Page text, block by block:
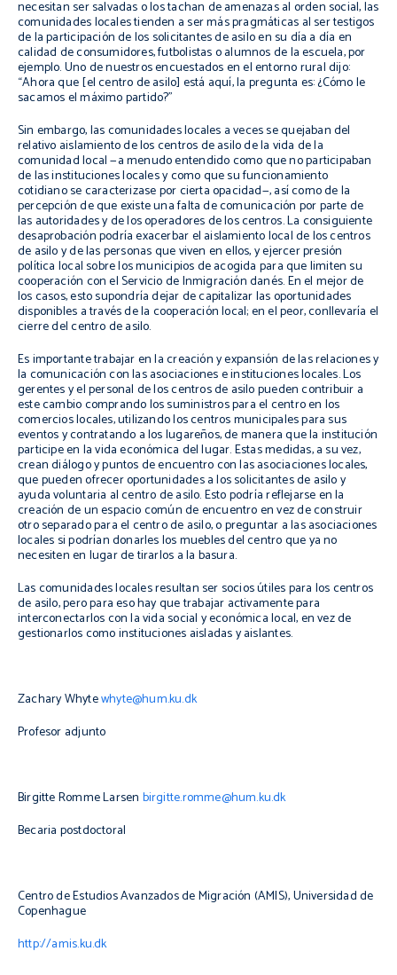
necesitan ser salvadas o los tachan de amenazas al orden social, las
comunidades locales tienden a ser más pragmáticas al ser testigos
de la participación de los solicitantes de asilo en su día a día en
calidad de consumidores, futbolistas o alumnos de la escuela, por
ejemplo. Uno de nuestros encuestados en el entorno rural dijo:
“Ahora que [el centro de asilo] está aquí, la pregunta es: ¿Cómo le
sacamos el máximo partido?”
Sin embargo, las comunidades locales a veces se quejaban del
relativo aislamiento de los centros de asilo de la vida de la
comunidad local —a menudo entendido como que no participaban
de las instituciones locales y como que su funcionamiento
cotidiano se caracterizase por cierta opacidad—, así como de la
percepción de que existe una falta de comunicación por parte de
las autoridades y de los operadores de los centros. La consiguiente
desaprobación podría exacerbar el aislamiento local de los centros
de asilo y de las personas que viven en ellos, y ejercer presión
política local sobre los municipios de acogida para que limiten su
cooperación con el Servicio de Inmigración danés. En el mejor de
los casos, esto supondría dejar de capitalizar las oportunidades
disponibles a través de la cooperación local; en el peor, conllevaría el
cierre del centro de asilo.
Es importante trabajar en la creación y expansión de las relaciones y
la comunicación con las asociaciones e instituciones locales. Los
gerentes y el personal de los centros de asilo pueden contribuir a
este cambio comprando los suministros para el centro en los
comercios locales, utilizando los centros municipales para sus
eventos y contratando a los lugareños, de manera que la institución
participe en la vida económica del lugar. Estas medidas, a su vez,
crean diálogo y puntos de encuentro con las asociaciones locales,
que pueden ofrecer oportunidades a los solicitantes de asilo y
ayuda voluntaria al centro de asilo. Esto podría reflejarse en la
creación de un espacio común de encuentro en vez de construir
otro separado para el centro de asilo, o preguntar a las asociaciones
locales si podrían donarles los muebles del centro que ya no
necesiten en lugar de tirarlos a la basura.
Las comunidades locales resultan ser socios útiles para los centros
de asilo, pero para eso hay que trabajar activamente para
interconectarlos con la vida social y económica local, en vez de
gestionarlos como instituciones aisladas y aislantes.
Zachary Whytewhyte@hum.ku.dk
Profesor adjunto
Birgitte Romme Larsen birgitte.romme@hum.ku.dk
Becaria postdoctoral
Centro de Estudios Avanzados de Migración (AMIS), Universidad de
Copenhague
http://amis.ku.dk